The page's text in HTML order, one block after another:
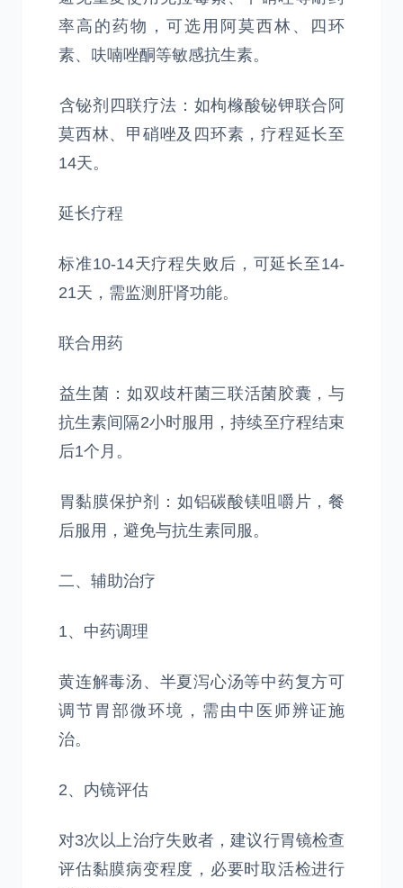
率高的药物，可选用阿莫西林、四环
素、呋喃唑酮等敏感抗生素。
‌含铋剂四联疗法‌：如枸橼酸铋钾联合阿
莫西林、甲硝唑及四环素，疗程延长至
14天。
‌延长疗程‌
标准10-14天疗程失败后，可延长至14-
21天，需监测肝肾功能。
‌联合用药‌
‌益生菌‌：如双歧杆菌三联活菌胶囊，与
抗生素间隔2小时服用，持续至疗程结束
后1个月。
‌胃黏膜保护剂‌：如铝碳酸镁咀嚼片，餐
后服用，避免与抗生素同服。
二、辅助治疗
1、‌中药调理‌
黄连解毒汤、半夏泻心汤等中药复方可
调节胃部微环境，需由中医师辨证施
治。
2、‌内镜评估‌
对3次以上治疗失败者，建议行胃镜检查
评估黏膜病变程度，必要时取活检进行